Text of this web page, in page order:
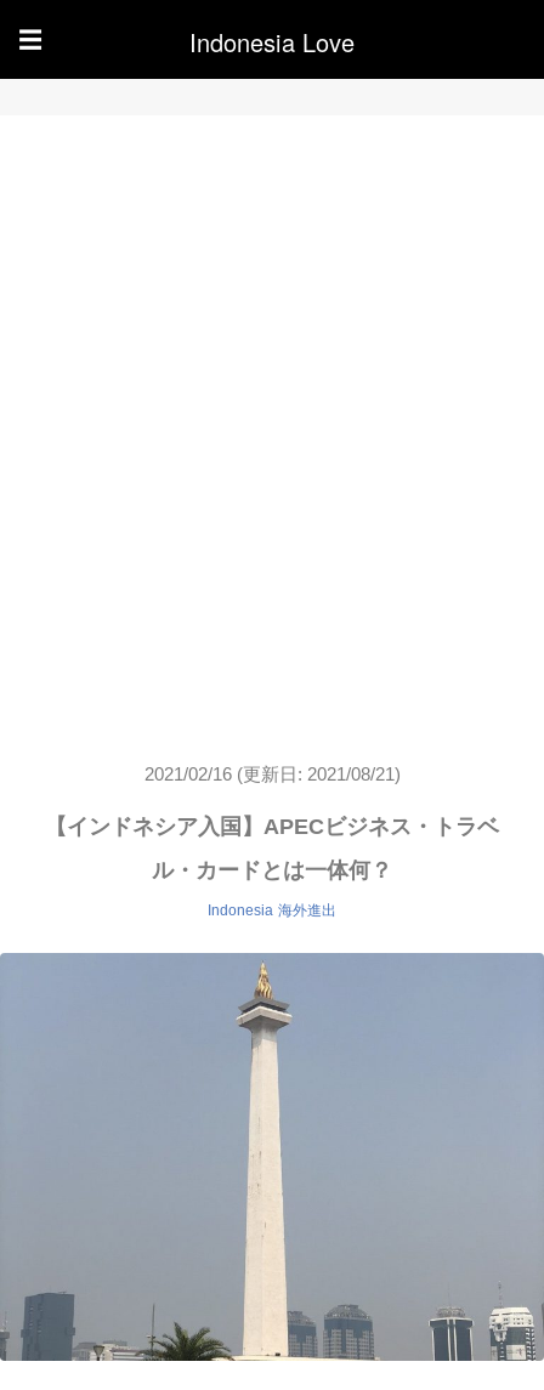
☰ Indonesia Love
2021/02/16 (更新日: 2021/08/21)
【インドネシア入国】APECビジネス・トラベ
ル・カードとは一体何？
Indonesia 海外進出